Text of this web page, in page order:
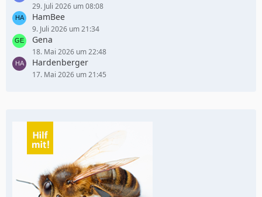
29. Juli 2026 um 08:08
HamBee
9. Juli 2026 um 21:34
Gena
18. Mai 2026 um 22:48
Hardenberger
17. Mai 2026 um 21:45